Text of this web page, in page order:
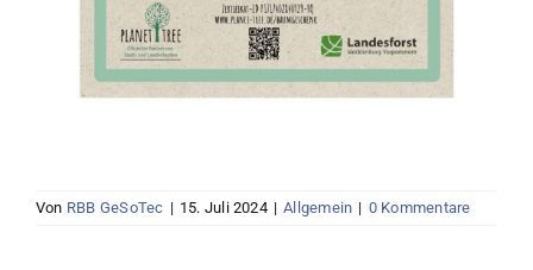
Von RBB GeSoTec | 15. Juli 2024 | Allgemein | 0 Kommentare